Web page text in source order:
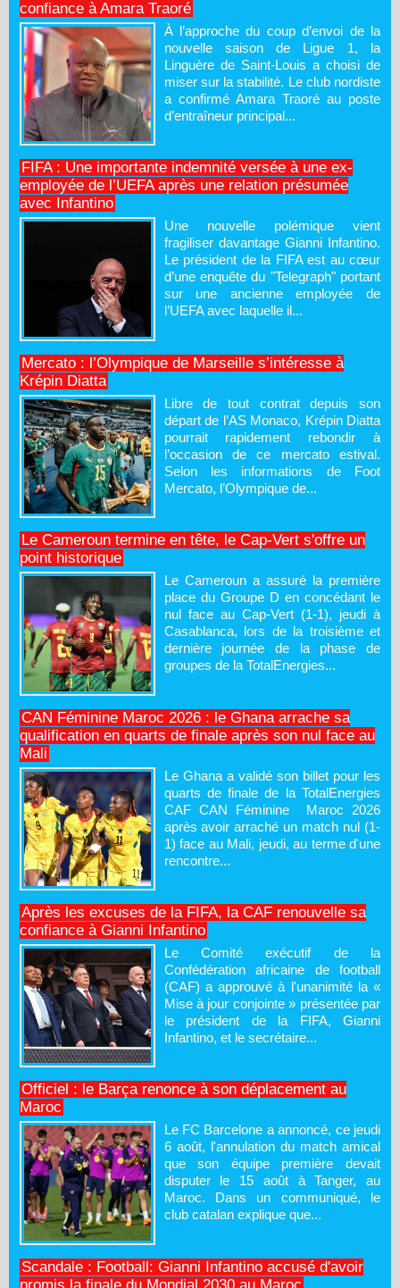
confiance à Amara Traoré
À l’approche du coup d’envoi de la
nouvelle saison de Ligue 1, la
Linguère de Saint-Louis a choisi de
miser sur la stabilité. Le club nordiste
a confirmé Amara Traoré au poste
d’entraîneur principal...
FIFA : Une importante indemnité versée à une ex-
employée de l’UEFA après une relation présumée
avec Infantino
Une nouvelle polémique vient
fragiliser davantage Gianni Infantino.
Le président de la FIFA est au cœur
d’une enquête du "Telegraph" portant
sur une ancienne employée de
l’UEFA avec laquelle il...
Mercato : l’Olympique de Marseille s’intéresse à
Krépin Diatta
Libre de tout contrat depuis son
départ de l’AS Monaco, Krépin Diatta
pourrait rapidement rebondir à
l’occasion de ce mercato estival.
Selon les informations de Foot
Mercato, l’Olympique de...
Le Cameroun termine en tête, le Cap-Vert s'offre un
point historique
Le Cameroun a assuré la première
place du Groupe D en concédant le
nul face au Cap-Vert (1-1), jeudi à
Casablanca, lors de la troisième et
dernière journée de la phase de
groupes de la TotalEnergies...
CAN Féminine Maroc 2026 : le Ghana arrache sa
qualification en quarts de finale après son nul face au
Mali
Le Ghana a validé son billet pour les
quarts de finale de la TotalEnergies
CAF CAN Féminine Maroc 2026
après avoir arraché un match nul (1-
1) face au Mali, jeudi, au terme d'une
rencontre...
Après les excuses de la FIFA, la CAF renouvelle sa
confiance à Gianni Infantino
Le Comité exécutif de la
Confédération africaine de football
(CAF) a approuvé à l'unanimité la «
Mise à jour conjointe » présentée par
le président de la FIFA, Gianni
Infantino, et le secrétaire...
Officiel : le Barça renonce à son déplacement au
Maroc
Le FC Barcelone a annoncé, ce jeudi
6 août, l'annulation du match amical
que son équipe première devait
disputer le 15 août à Tanger, au
Maroc. Dans un communiqué, le
club catalan explique que...
Scandale : Football: Gianni Infantino accusé d'avoir